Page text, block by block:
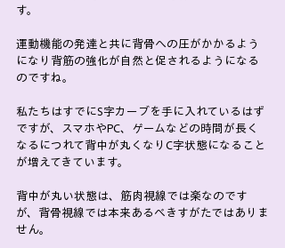
す。
運動機能の発達と共に背骨への圧がかかるよう
になり背筋の強化が自然と促されるようになる
のですね。
私たちはすでにS字カーブを手に入れているはず
ですが、スマホやPC、ゲームなどの時間が長く
なるにつれて背中が丸くなりC字状態になること
が増えてきています。
背中が丸い状態は、筋肉視線では楽なのです
が、背骨視線では本来あるべきすがたではありま
せん。